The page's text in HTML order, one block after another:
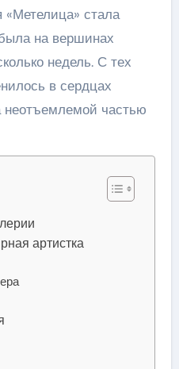
«Метелица» стала
на вершинах
недель. С тех
в сердцах
неотъемлемой частью
артистка